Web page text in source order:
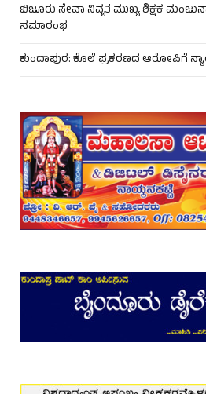
ಬಿಜೂರು ಸೇವಾ ನಿವೃತ ಮುಖ್ಯ ಶಿಕ್ಷಕ
ಸಮಾರಂಭ
ಕುಂದಾಪುರ: ಕೊಲೆ ಪ್ರಕರಣದ ಆರೋಪಿಗೆ